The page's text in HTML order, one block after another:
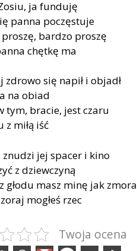
ja funduję
panna poczęstuje
bardzo proszę
chętkę ma
zdrowo się napił i objadł
na obiad
tym, bracie, jest czaru
z miłą iść
znudzi jej spacer i kino
z dziewczyną
głodu masz minę jak zmora
mogłeś rzec
Twoja ocena